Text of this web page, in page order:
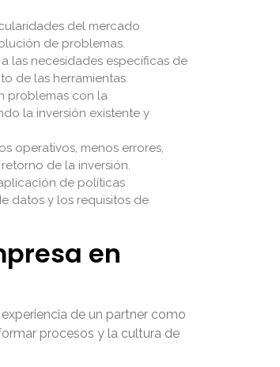
del mercado
de problemas.
las necesidades específicas de
de las herramientas.
problemas con la
la inversión existente y
operativos, menos errores,
de la inversión.
de políticas
datos y los requisitos de
en
de un partner como
procesos y la cultura de